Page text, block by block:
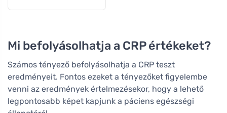
Mi befolyásolhatja a CRP értékeket?
Számos tényező befolyásolhatja a CRP teszt
eredményeit. Fontos ezeket a tényezőket figyelembe
venni az eredmények értelmezésekor, hogy a lehető
legpontosabb képet kapjunk a páciens egészségi